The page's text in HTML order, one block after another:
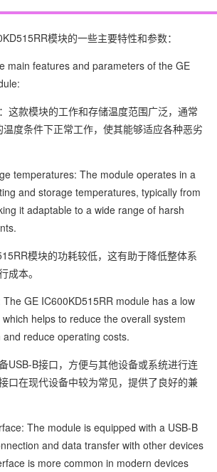
模块的一些主要特性和参数：
main features and parameters of the GE
这款模块的工作和存储温度范围广泛，通常
温度条件下正常工作，使其能够适应各种恶劣
temperatures: The module operates in a
and storage temperatures, typically from
it adaptable to a wide range of harsh
模块的功耗较低，这有助于降低整体系
成本。
GE IC600KD515RR module has a low
helps to reduce the overall system
reduce operating costs.
USB-B接口，方便与其他设备或系统进行连
口在现代设备中较为常见，提供了良好的兼
The module is equipped with a USB-B
and data transfer with other devices
is more common in modern devices